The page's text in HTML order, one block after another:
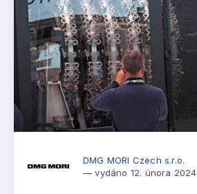
DMG MORI Czech s.r.o.
— vydáno 12. února 2024